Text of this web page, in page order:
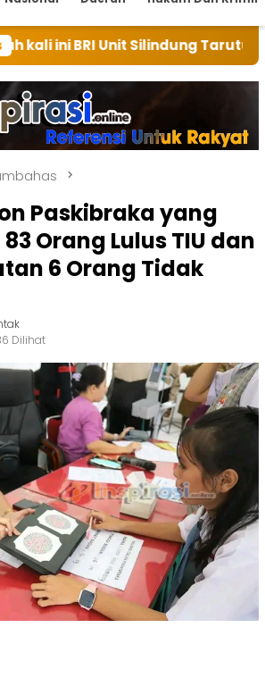
Silindung Tarutung Ingatkan
Paskibraka yang
Orang Lulus TIU dan
6 Orang Tidak
Dilihat